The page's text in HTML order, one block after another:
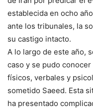
establecida en ocho
ante los tribunales, la
su castigo intacto.
A lo largo de este año,
caso y se pudo
físicos, verbales y
sometido Saeed. Esta
ha presentado